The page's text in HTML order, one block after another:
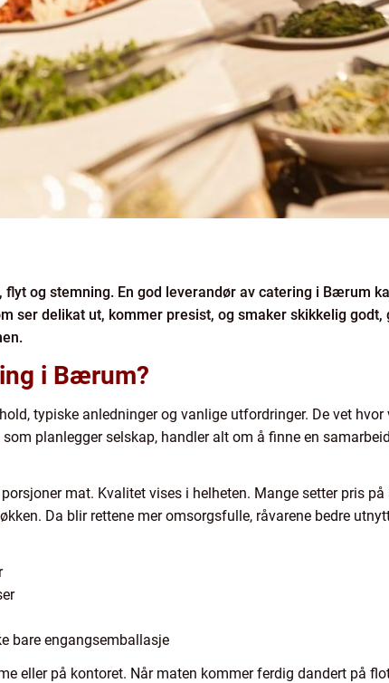
og stemning. En god leverandør av catering i Bærum
ser delikat ut, kommer presist, og smaker skikkelig
i Bærum?
typiske anledninger og vanlige utfordringer. De vet
planlegger selskap, handler alt om å finne en
mat. Kvalitet vises i helheten. Mange setter pris
Da blir rettene mer omsorgsfulle, råvarene bedre
bare engangsemballasje
eller på kontoret. Når maten kommer ferdig dandert på